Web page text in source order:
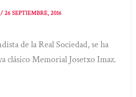
/26 SEPTIEMBRE, 2016
de la Real Sociedad, se ha
clásico Memorial Josetxo Imaz.